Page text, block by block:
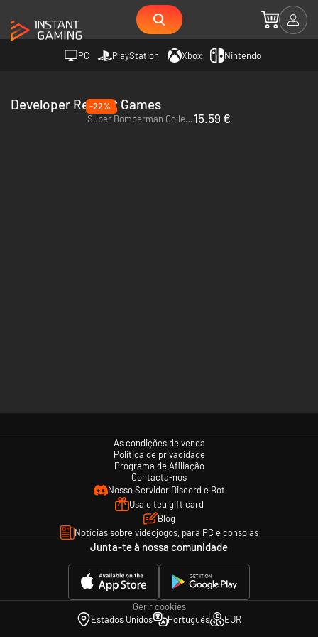
PC PlayStation Xbox Nintendo
Developer Red Art Games
-22%
Super Bomberman Collection - PC (Steam)15.59 €
As condições de venda
Política de privacidade
Programa de Afiliação
Contacta-nos
Nosso Servidor Discord e Bot
Usa o teu gift card
Blog
Notícias sobre videojogos, para PC e consolas
Junta-te à nossa comunidade
Gerir cookies
Estados Unidos
Português EUR